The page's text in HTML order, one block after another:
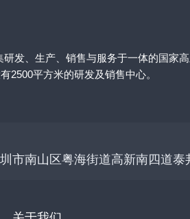
发、生产、销售与服务于一体的国家
2500平方米的研发及销售中心。
市南山区粤海街道高新南四道泰